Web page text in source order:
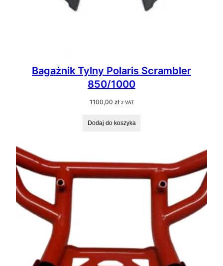
Bagażnik Tylny Polaris Scrambler
850/1000
1100,00 zł z VAT
Dodaj do koszyka